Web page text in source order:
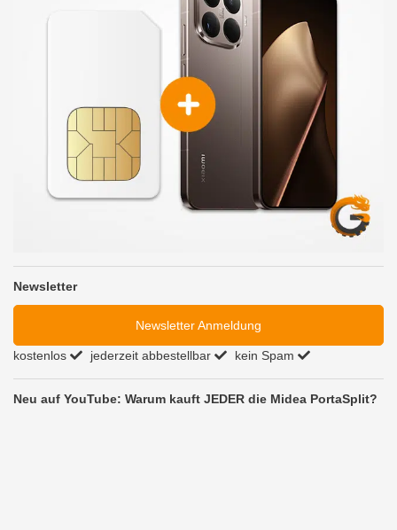
Newsletter
Newsletter Anmeldung
kostenlos jederzeit abbestellbar kein Spam
Neu auf YouTube: Warum kauft JEDER die Midea PortaSplit?